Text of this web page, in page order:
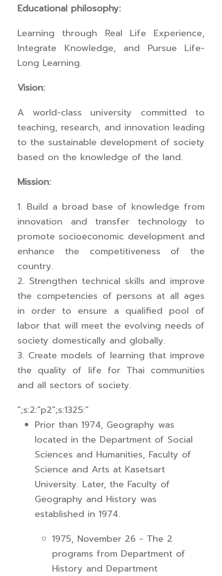
Educational philosophy:
Learning through Real Life Experience,
Integrate Knowledge, and Pursue Life-
Long Learning.
Vision:
A world-class university committed to
teaching, research, and innovation leading
to the sustainable development of society
based on the knowledge of the land.
Mission:
1. Build a broad base of knowledge from
innovation and transfer technology to
promote socioeconomic development and
enhance the competitiveness of the
country.
2. Strengthen technical skills and improve
the competencies of persons at all ages
in order to ensure a qualified pool of
labor that will meet the evolving needs of
society domestically and globally.
3. Create models of learning that improve
the quality of life for Thai communities
and all sectors of society.
";s:2:"p2";s:1325:"
Prior than 1974, Geography was
located in the Department of Social
Sciences and Humanities, Faculty of
Science and Arts at Kasetsart
University. Later, the Faculty of
Geography and History was
established in 1974.
1975, November 26 - The 2
programs from Department of
History and Department